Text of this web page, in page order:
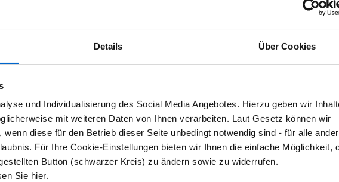
Details Über Cookies
und Individualisierung des Social Media Angebotes. Hierzu geben wir
mit weiteren Daten von Ihnen verarbeiten. Laut Gesetz können wir
diese für den Betrieb dieser Seite unbedingt notwendig sind - für alle
Für Ihre Cookie-Einstellungen bieten wir Ihnen die einfache Möglichkeit,
Button (schwarzer Kreis) zu ändern sowie zu widerrufen.
Sie hier.
Immobilienmaklers dienen, sondern die maklerseitig nachzuweisenden
Wer trägt die Maklercourtage?
Gesetzesänderung soll die Gruppe privater Verbraucher bei den
Immobilienmaklers ist von beiden Parteien jeweils zur Hälfte zu tragen.
Verkäufer die Provision jedoch vollständig übernehmen wollen, so bleibt
natürlich gestattet. Handelt der Immobilienkäufer im Rahmen einer